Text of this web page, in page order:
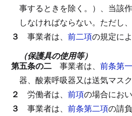
事するときを除く。）、当該
しなければならない。 ただし、
３ 事業者は、 前二項の規定に
（保護具の使用等）
第五条の二 事業者は、 前条第
器、酸素呼吸器又は送気マス
２ 労働者は、 前項の場合にお
３ 事業者は、 前条第二項の請